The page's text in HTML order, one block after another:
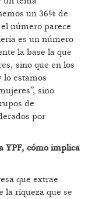
un 36% de
número parece
es un número
la base la que
sino que en los
lo estamos
sino
de
por
YPF, cómo implica
que extrae
la riqueza que se